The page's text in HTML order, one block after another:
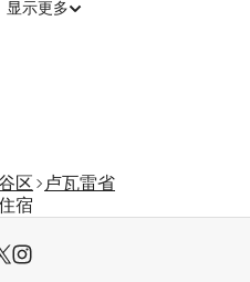
显示更多
区
卢瓦雷省
宿